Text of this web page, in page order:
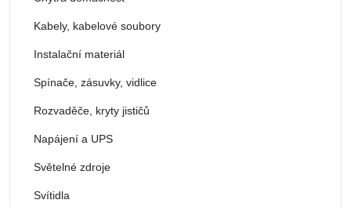
Kabely, kabelové soubory
Instalační materiál
Spínače, zásuvky, vidlice
Rozvaděče, kryty jističů
Napájení a UPS
Světelné zdroje
Svítidla